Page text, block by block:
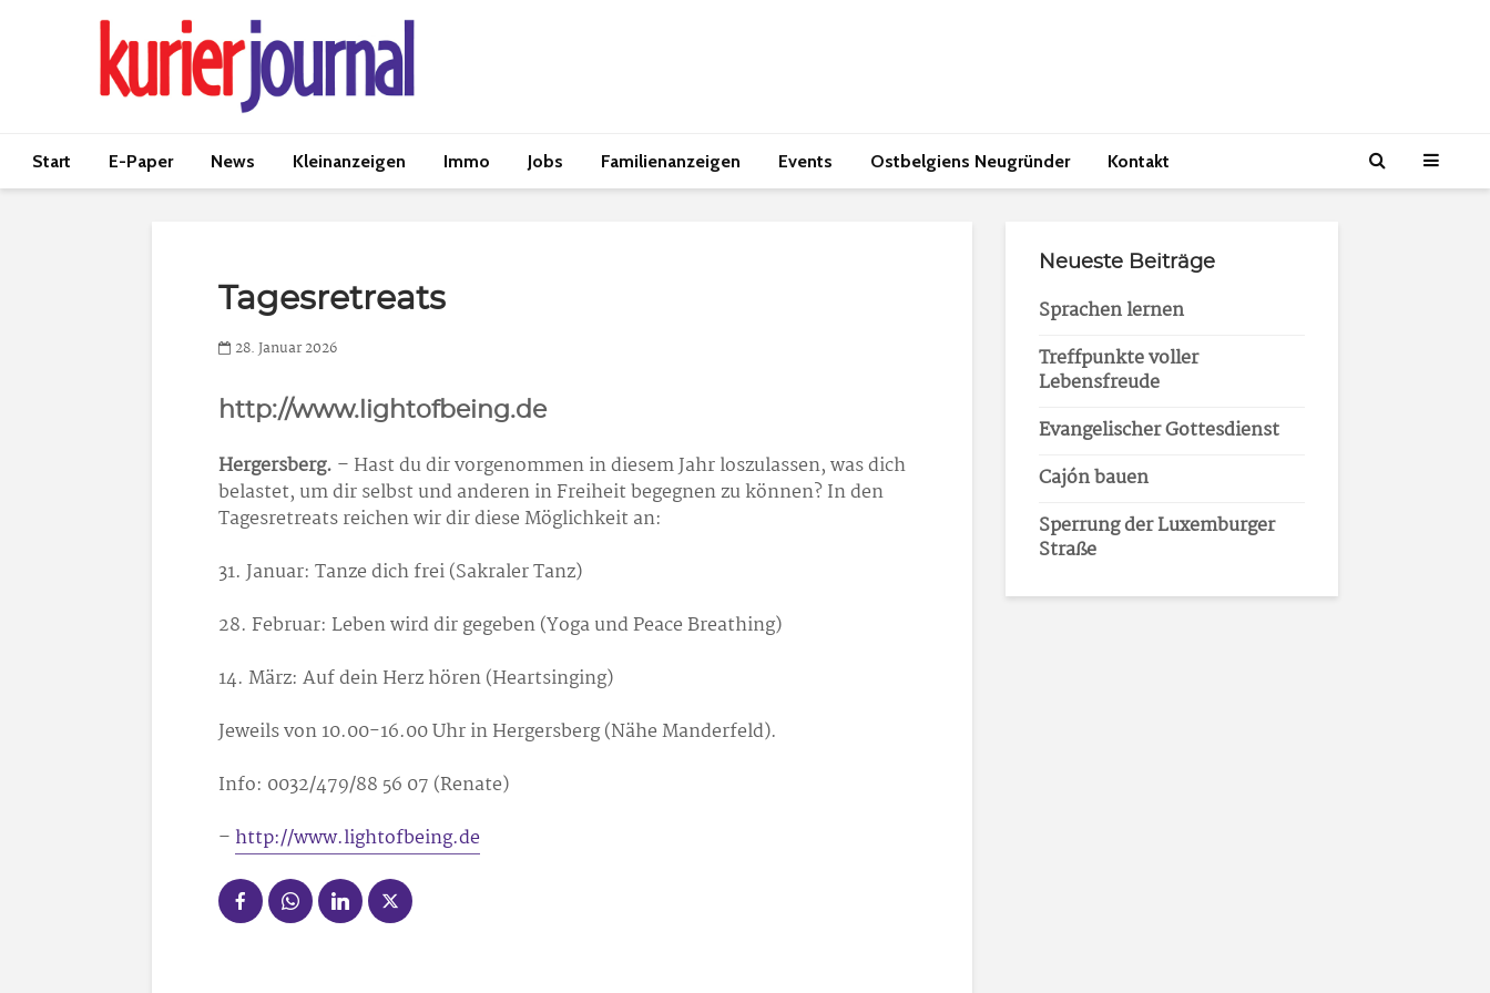
Start E-Paper News Kleinanzeigen Immo Jobs Familienanzeigen Events Ostbelgiens Neugründer Kontakt
Tagesretreats
28. Januar 2026
http://www.lightofbeing.de
Hergersberg. – Hast du dir vorgenommen in diesem Jahr loszulassen, was dich
belastet, um dir selbst und anderen in Freiheit begegnen zu können? In den
Tagesretreats reichen wir dir diese Möglichkeit an:
31. Januar: Tanze dich frei (Sakraler Tanz)
28. Februar: Leben wird dir gegeben (Yoga und Peace Breathing)
14. März: Auf dein Herz hören (Heartsinging)
Jeweils von 10.00-16.00 Uhr in Hergersberg (Nähe Manderfeld).
Info: 0032/479/88 56 07 (Renate)
– http://www.lightofbeing.de
Neueste Beiträge
Sprachen lernen
Treffpunkte voller
Lebensfreude
Evangelischer Gottesdienst
Cajón bauen
Sperrung der Luxemburger
Straße